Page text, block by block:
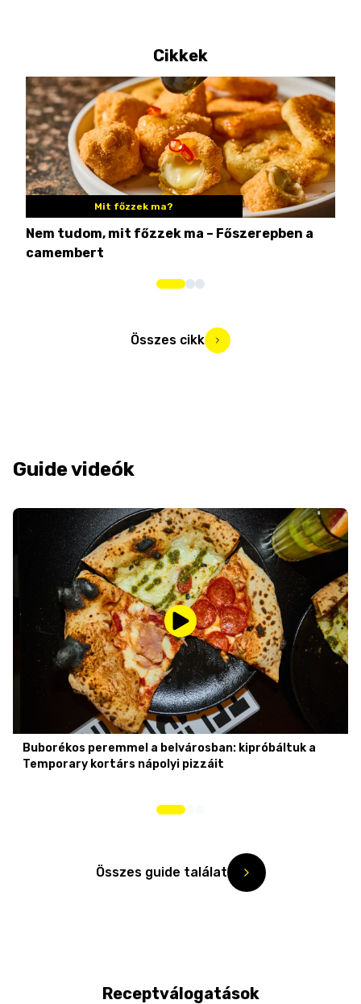
Cikkek
Mit főzzek ma?
Nem tudom, mit főzzek ma – Főszerepben a
camembert
Összes cikk
Guide videók
Buborékos peremmel a belvárosban: kipróbáltuk a
Temporary kortárs nápolyi pizzáit
Összes guide találat
Receptválogatások